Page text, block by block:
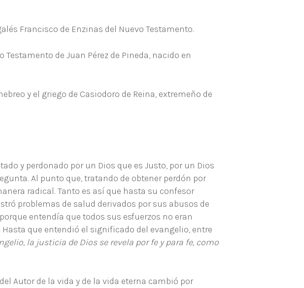
Francisco de Enzinas del Nuevo Testamento.
de Juan Pérez de Pineda, nacido en
y el griego de Casiodoro de Reina, extremeño de
y perdonado por un Dios que es Justo, por un Dios
Al punto que, tratando de obtener perdón por
radical. Tanto es así que hasta su confesor
problemas de salud derivados por sus abusos de
entendía que todos sus esfuerzos no eran
que entendió el significado del evangelio, entre
la justicia de Dios se revela por fe y para fe, como
Autor de la vida y de la vida eterna cambió por